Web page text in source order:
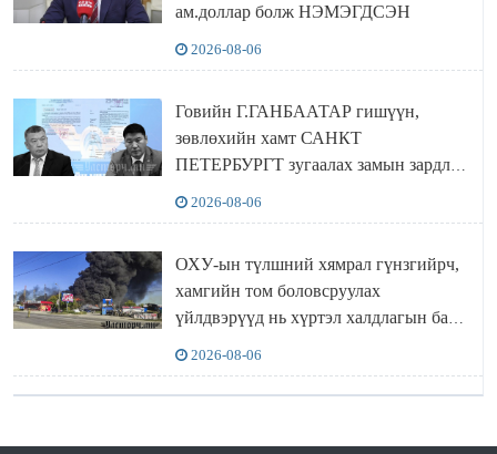
ам.доллар болж НЭМЭГДСЭН
2026-08-06
Говийн Г.ГАНБААТАР гишүүн,
зөвлөхийн хамт САНКТ
ПЕТЕРБУРГТ зугаалах замын зардлаа
2026-08-06
ОХУ-ын түлшний хямрал гүнзгийрч,
хамгийн том боловсруулах
үйлдвэрүүд нь хүртэл халдлагын бай
2026-08-06